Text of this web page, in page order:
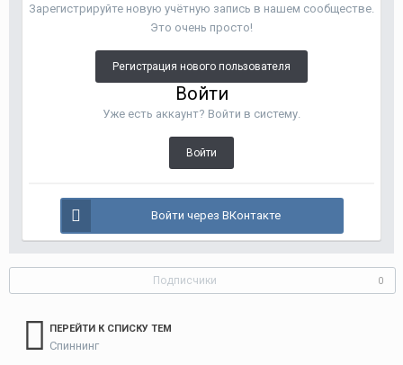
Зарегистрируйте новую учётную запись в нашем сообществе.
Это очень просто!
Регистрация нового пользователя
Войти
Уже есть аккаунт? Войти в систему.
Войти
Войти через ВКонтакте
Подписчики 0
ПЕРЕЙТИ К СПИСКУ ТЕМ
Спиннинг